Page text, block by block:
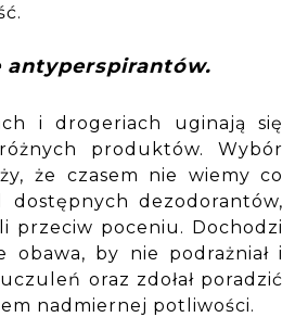
antyperspirantów.
i drogeriach uginają się
produktów. Wybór
że czasem nie wiemy co
dostępnych dezodorantów,
przeciw poceniu. Dochodzi
obawa, by nie podrażniał i
oraz zdołał poradzić
nadmiernej potliwości.